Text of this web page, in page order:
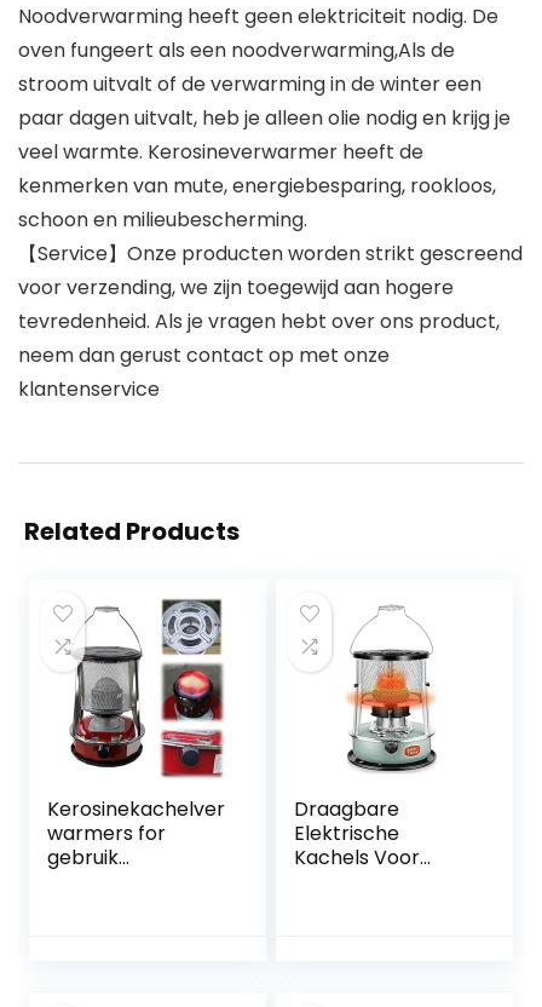
Noodverwarming heeft geen elektriciteit nodig. De
oven fungeert als een noodverwarming,Als de
stroom uitvalt of de verwarming in de winter een
paar dagen uitvalt, heb je alleen olie nodig en krijg je
veel warmte. Kerosineverwarmer heeft de
kenmerken van mute, energiebesparing, rookloos,
schoon en milieubescherming.
【Service】Onze producten worden strikt gescreend
voor verzending, we zijn toegewijd aan hogere
tevredenheid. Als je vragen hebt over ons product,
neem dan gerust contact op met onze
klantenservice
Related Products
Kerosinekachelver
warmers for
gebruik
Draagbare
Elektrische
Kachels Voor